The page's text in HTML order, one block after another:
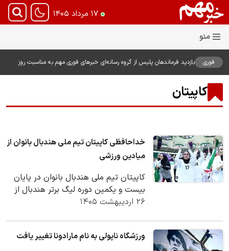
۱۷ مرداد ۱۴۰۵
فوری
بازدید فرماندهان پلیس از گروه رسانه‌ای خبرهای فوری مهم به مناسبت روز
کاپیتان
خداحافظی کاپیتان تیم ملی هندبال بانوان از
میادین ورزشی
کاپیتان تیم ملی هندبال بانوان در پایان
بیست و یکمین دوره لیگ برتر هندبال از
میادین ورزشی خداحافظی کرد.
۲۶ اردیبهشت ۱۴۰۵
ورزشگاه ناپولی به نام مارادونا تغییر یافت